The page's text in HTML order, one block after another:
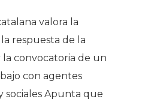
valora la
respuesta de la
convocatoria de un
con agentes
sociales Apunta que